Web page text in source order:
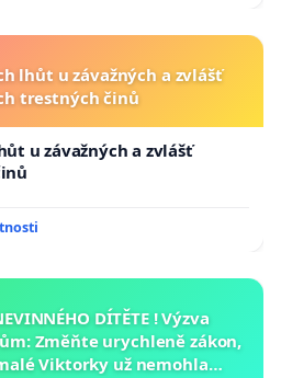
lhůt u závažných a zvlášť
trestných činů
u závažných a zvlášť
DÍTĚTE ! Výzva
Změňte urychleně zákon,
Viktorky už nemohla